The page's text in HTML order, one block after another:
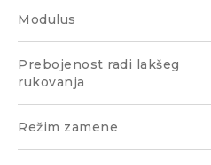
Modulus
Prebojenost radi lakšeg
rukovanja
Režim zamene